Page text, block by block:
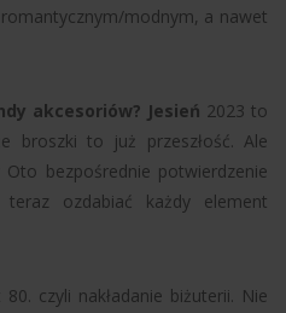
modnym, a nawet
akcesoriów? Jesień 2023 to
broszki to już przeszłość. Ale
bezpośrednie potwierdzenie
ozdabiać każdy element
czyli nakładanie biżuterii. Nie